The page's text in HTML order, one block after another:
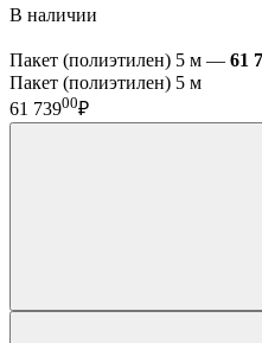
В наличии
Пакет (полиэтилен) 5 м — 61
Пакет (полиэтилен) 5 м
61 73900₽